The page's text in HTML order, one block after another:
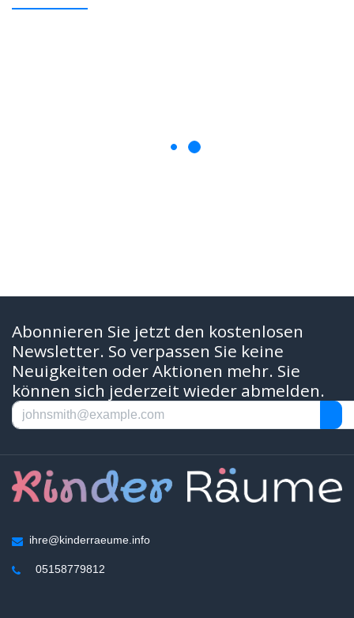
Abonnieren Sie jetzt den kostenlosen
Newsletter. So verpassen Sie keine
Neuigkeiten oder Aktionen mehr. Sie
können sich jederzeit wieder abmelden.
ihre@kinderraeume.info
05158779812